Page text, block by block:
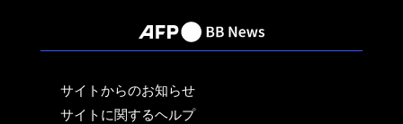
サイトからのお知らせ
サイトに関するヘルプ